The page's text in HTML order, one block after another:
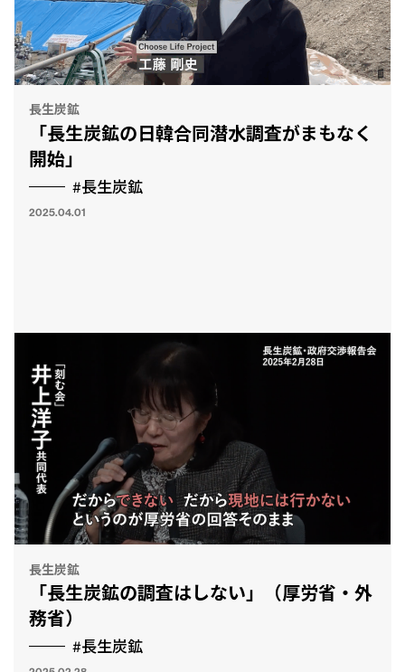
とも
長生炭鉱
「長生炭鉱の日韓合同潜水調査がまもなく
開始」
#長生炭鉱
2025.04.01
長生炭鉱
「長生炭鉱の調査はしない」（厚労省・外
務省）
#長生炭鉱